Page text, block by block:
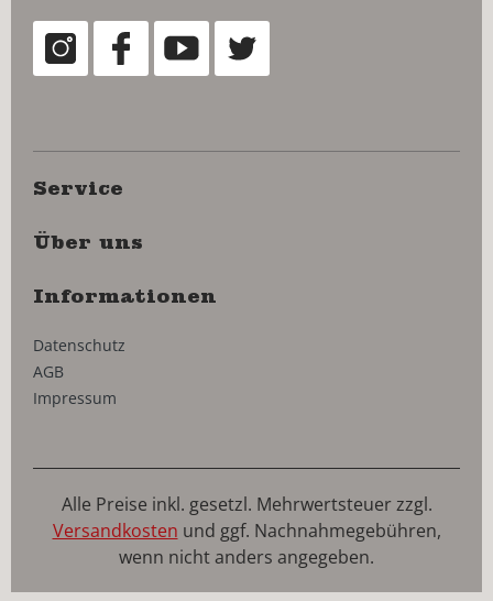
Service
Über uns
Informationen
Datenschutz
AGB
Impressum
Alle Preise inkl. gesetzl. Mehrwertsteuer zzgl.
Versandkosten und ggf. Nachnahmegebühren,
wenn nicht anders angegeben.